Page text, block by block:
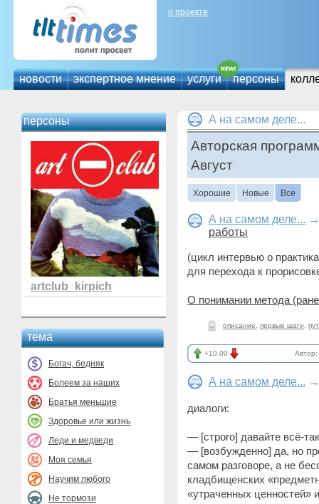
о проекте
новости экспертное мнение услуги персоны
персоны
artclub_kirpich
тема
Богач, бедняк
Болеем за наших
Братья меньшие
Здоровье или жизнь
Леди и медведи
Моя семья
Научим любого
Не тормози
А на самом деле...
Авторская
Август
Хорошие Новые Все
А на самом деле...
работы
(цикл интервью о
для перехода к
О понимании метода
описание первые шаги
+10.00 Автор:
А на самом деле...
диалоги:
— [строго] давайте всё-
— [возбужденно] да, но
самом разговоре, а не
кладбищенских
«утраченных